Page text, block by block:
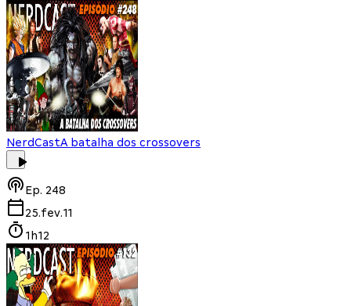
NerdCastA batalha dos crossovers
Ep. 248
25.fev.11
1h12